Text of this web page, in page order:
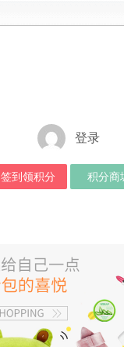
登录
签到领积分 积分商